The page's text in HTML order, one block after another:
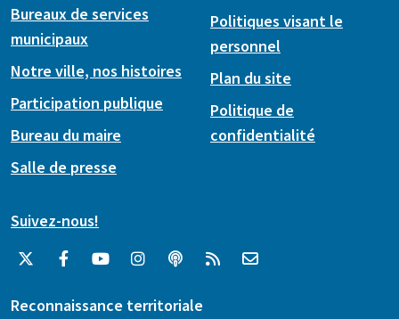
Bureaux de services
municipaux
Notre ville, nos histoires
Participation publique
Bureau du maire
Salle de presse
Politiques visant le
personnel
Plan du site
Politique de
confidentialité
Suivez-nous!
Reconnaissance territoriale